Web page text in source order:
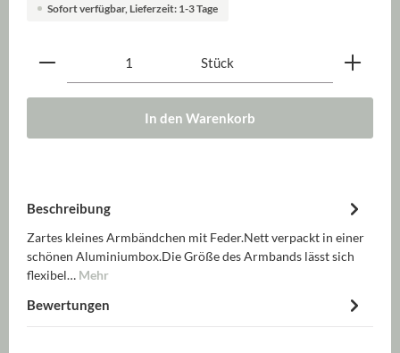
Sofort verfügbar, Lieferzeit: 1-3 Tage
Produkt Anzahl: Gib den gewünschten Wert ein
Stück
In den Warenkorb
Beschreibung
Zartes kleines Armbändchen mit Feder.Nett verpackt in einer
schönen Aluminiumbox.Die Größe des Armbands lässt sich
flexibel… Mehr
Bewertungen